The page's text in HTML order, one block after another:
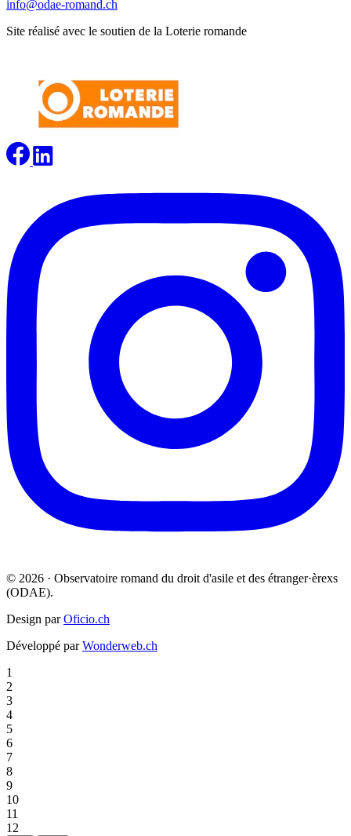
info@odae-romand.ch
Site réalisé avec le soutien de la Loterie romande
© 2026 · Observatoire romand du droit d'asile et des étranger·èrexs
(ODAE).
Design parOficio.ch
Développé parWonderweb.ch
1
2
3
4
5
6
7
8
9
10
11
12